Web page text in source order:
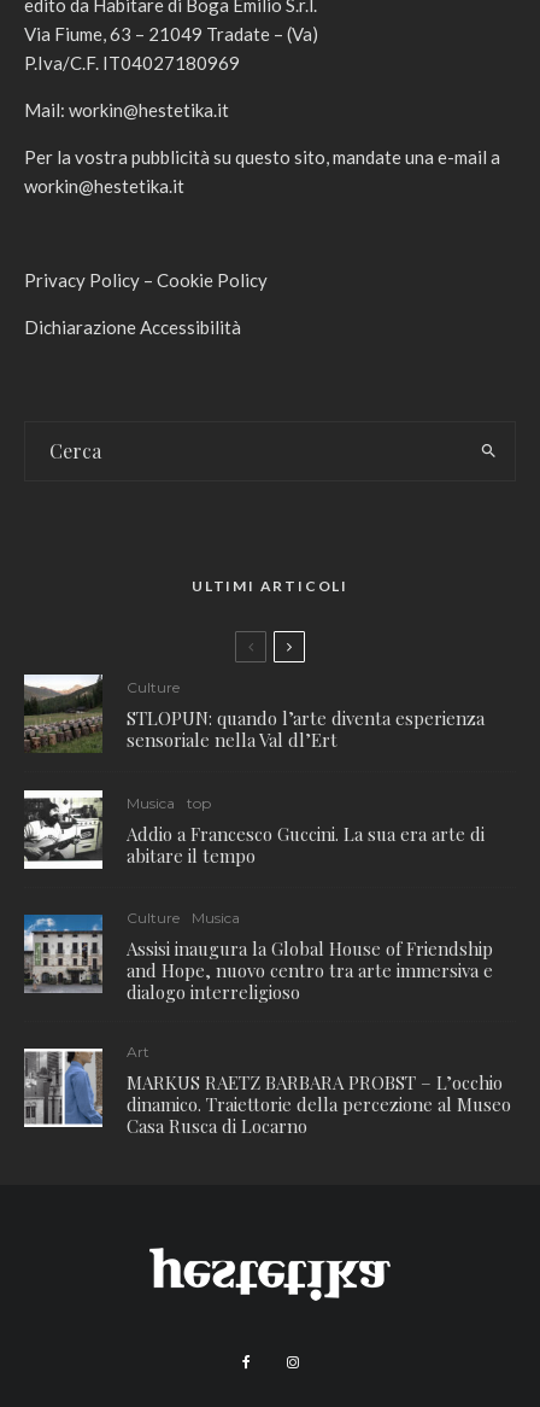
edito da Habitare di Boga Emilio S.r.l.
Via Fiume, 63 – 21049 Tradate – (Va)
P.Iva/C.F. IT04027180969
Mail: workin@hestetika.it
Per la vostra pubblicità su questo sito, mandate una e-mail a
workin@hestetika.it
Privacy Policy – Cookie Policy
Dichiarazione Accessibilità
ULTIMI ARTICOLI
Culture
STLOPUN: quando l’arte diventa esperienza
sensoriale nella Val dl’Ert
Musica top
Addio a Francesco Guccini. La sua era arte di
abitare il tempo
Culture Musica
Assisi inaugura la Global House of Friendship
and Hope, nuovo centro tra arte immersiva e
dialogo interreligioso
Art
MARKUS RAETZ BARBARA PROBST – L’occhio
dinamico. Traiettorie della percezione al Museo
Casa Rusca di Locarno